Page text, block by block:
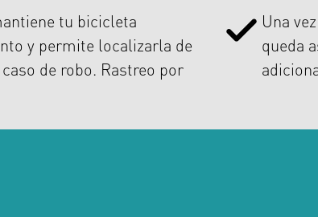
tu bicicleta
y permite localizarla de
de robo. Rastreo por
Una
queda